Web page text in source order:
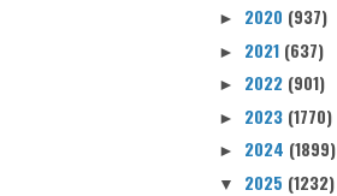
► 2020 (937)
► 2021 (637)
► 2022 (901)
► 2023 (1770)
► 2024 (1899)
▼ 2025 (1232)